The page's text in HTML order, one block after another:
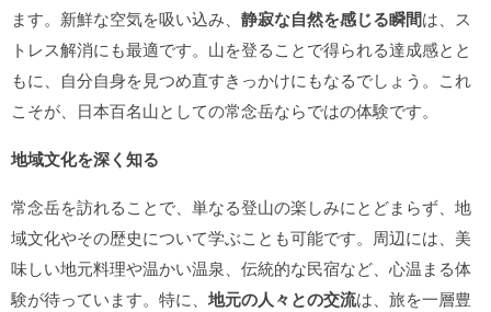
ます。新鮮な空気を吸い込み、 静寂な自然を感じる瞬間は、ス
トレス解消にも最適です。山を登ることで得られる達成感とと
もに、自分自身を見つめ直すきっかけにもなるでしょう。これ
こそが、日本百名山としての常念岳ならではの体験です。
地域文化を深く知る
常念岳を訪れることで、単なる登山の楽しみにとどまらず、地
域文化やその歴史について学ぶことも可能です。周辺には、美
味しい地元料理や温かい温泉、伝統的な民宿など、心温まる体
験が待っています。特に、 地元の人々との交流は、旅を一層豊